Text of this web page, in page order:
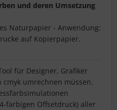
und deren Umsetzung
Naturpapier - Anwendung:
auf Kopierpapier.
für Designer, Grafiker
umrechnen müssen.
farbigen Offsetdruck) aller